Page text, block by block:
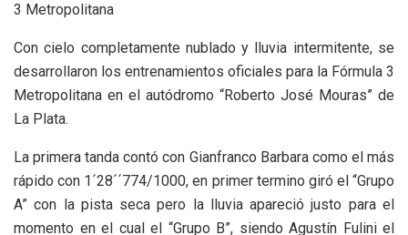
3 Metropolitana
Con cielo completamente nublado y lluvia intermitente, se
desarrollaron los entrenamientos oficiales para la Fórmula 3
Metropolitana en el autódromo “Roberto José Mouras” de
La Plata.
La primera tanda contó con Gianfranco Barbara como el más
rápido con 1´28´´774/1000, en primer termino giró el “Grupo
A” con la pista seca pero la lluvia apareció justo para el
momento en el cual el “Grupo B”, siendo Agustín Fulini el